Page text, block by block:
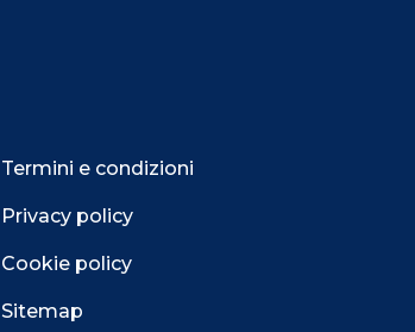
Termini e condizioni
Privacy policy
Cookie policy
Sitemap